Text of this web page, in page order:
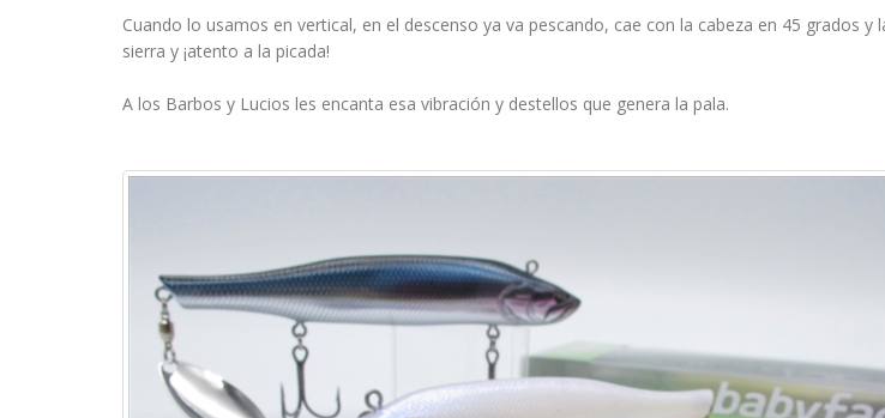
Cuando lo usamos en vertical, en el descenso ya va pescando, cae con la cabeza en 45 grados y
sierra y ¡atento a la picada!
A los Barbos y Lucios les encanta esa vibración y destellos que genera la pala.